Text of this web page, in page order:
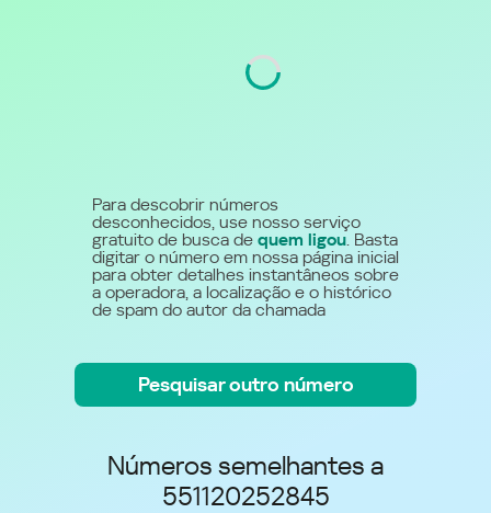
Para descobrir números
desconhecidos, use nosso serviço
gratuito de busca de quem ligou. Basta
digitar o número em nossa página inicial
para obter detalhes instantâneos sobre
a operadora, a localização e o histórico
de spam do autor da chamada
Pesquisar outro número
Números semelhantes a
551120252845